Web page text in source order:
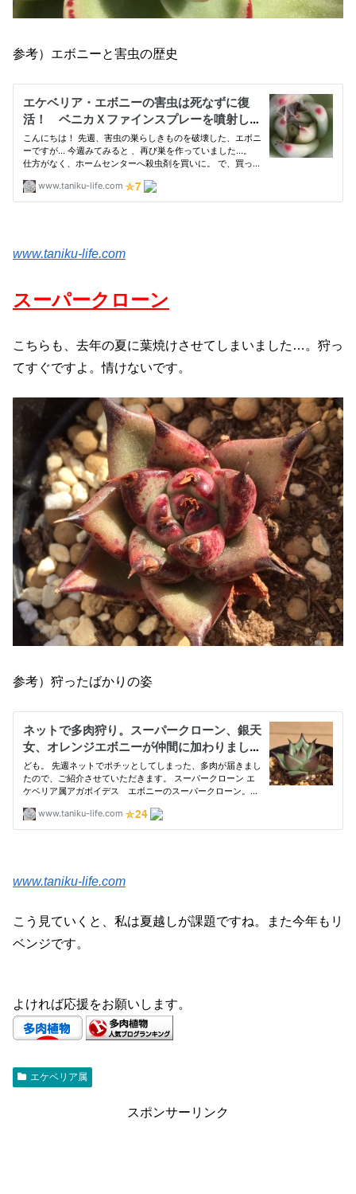
参考）エボニーと害虫の歴史
www.taniku-life.com
スーパークローン
こちらも、去年の夏に葉焼けさせてしまいました…。狩っ
てすぐですよ。情けないです。
参考）狩ったばかりの姿
www.taniku-life.com
こう見ていくと、私は夏越しが課題ですね。また今年もリ
ベンジです。
よければ応援をお願いします。
エケベリア属
スポンサーリンク